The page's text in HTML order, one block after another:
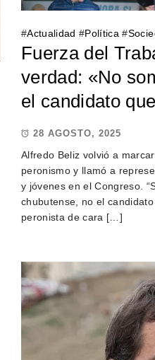
#Actualidad #Política #
Fuerza del
verdad: «No
el candidato
28 AGOSTO, 2025
Alfredo Beliz volvió a
peronismo y llamó a
y jóvenes en el Congreso.
chubutense, no el
peronista de cara […]